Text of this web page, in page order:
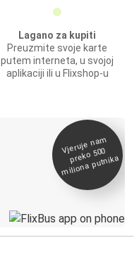
Lagano za kupiti
Preuzmite svoje karte
putem interneta, u svojoj
aplikaciji ili u Flixshop-u
Vjeruje na
m
preko 500
miliona putnika